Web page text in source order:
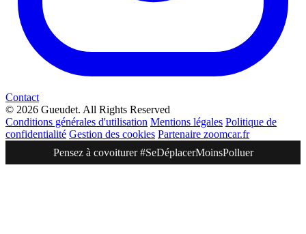
Contact
© 2026 Gueudet. All Rights Reserved
Conditions générales d'utilisation Mentions légales Politique de
confidentialité Gestion des cookies Partenaire zoomcar.fr
Pensez à covoiturer #SeDéplacerMoinsPolluer